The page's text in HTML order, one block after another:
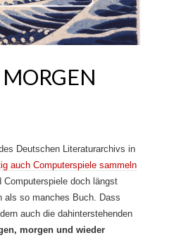
Deutschen Literaturarchivs in
auch Computerspiele sammeln
doch längst
als so manches Buch. Dass
auch die dahinterstehenden
morgen und wieder